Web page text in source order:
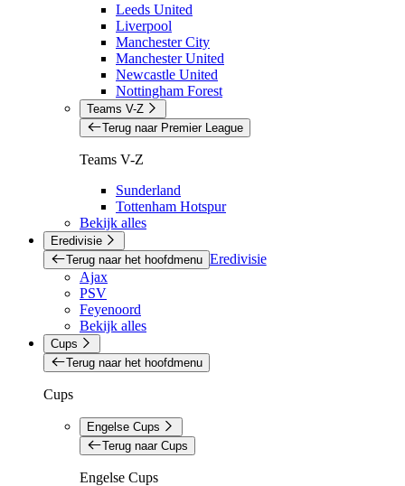
Leeds United
Liverpool
Manchester City
Manchester United
Newcastle United
Nottingham Forest
Teams V-Z
Terug naar Premier League
Teams V-Z
Sunderland
Tottenham Hotspur
Bekijk alles
Eredivisie
Terug naar het hoofdmenu Eredivisie
Ajax
PSV
Feyenoord
Bekijk alles
Cups
Terug naar het hoofdmenu
Cups
Engelse Cups
Terug naar Cups
Engelse Cups